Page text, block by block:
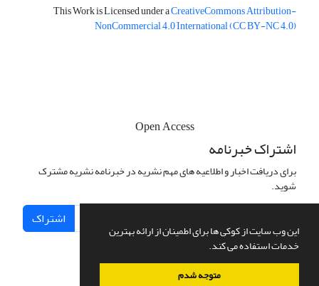
این وب سایت از کوکی ها برای اطمینان از ارائه بهترین
خدمات استفاده می کند.
متوجه شدم
This Work is Licensed under aCreativeCommonsAttribution-
NonCommercial 4.0 International(CC BY-NC 4.0)
اشتراک خبرنامه
برای دریافت اخبار و اطلاعیه های مهم نشریه در خبرنامه نشریه مشترک
شوید.
اشتراک